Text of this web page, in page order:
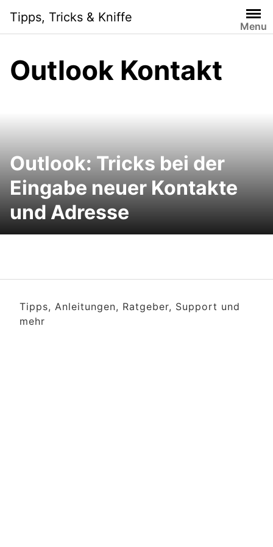
content
Tipps, Tricks & Kniffe
Menu
Outlook Kontakt
Outlook: Tricks bei der
Eingabe neuer Kontakte
und Adresse
Tipps, Anleitungen, Ratgeber, Support und
mehr